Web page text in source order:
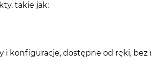
takie jak:
konfiguracje, dostępne od ręki,